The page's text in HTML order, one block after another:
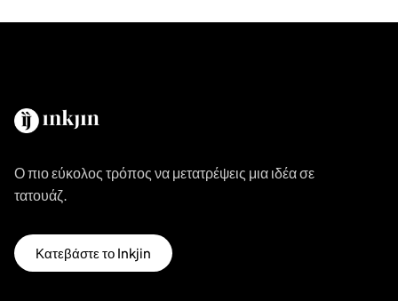
Ο πιο εύκολος τρόπος να μετατρέψεις μια ιδέα σε
τατουάζ.
Κατεβάστε το Inkjin